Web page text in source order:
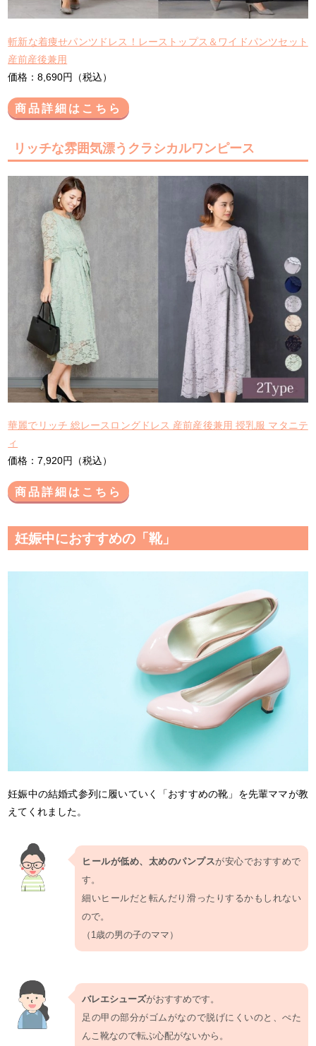
斬新な着痩せパンツドレス！レーストップス＆ワイドパンツセット
産前産後兼用
価格：8,690円（税込）
商品詳細はこちら
リッチな雰囲気漂うクラシカルワンピース
華麗でリッチ 総レースロングドレス 産前産後兼用 授乳服 マタニテ
ィ
価格：7,920円（税込）
商品詳細はこちら
妊娠中におすすめの「靴」
妊娠中の結婚式参列に履いていく「おすすめの靴」を先輩ママが教
えてくれました。
ヒールが低め、太めのパンプスが安心でおすすめで
す。
細いヒールだと転んだり滑ったりするかもしれない
ので。
（1歳の男の子のママ）
バレエシューズがおすすめです。
足の甲の部分がゴムがなので脱げにくいのと、ぺた
んこ靴なので転ぶ心配がないから。